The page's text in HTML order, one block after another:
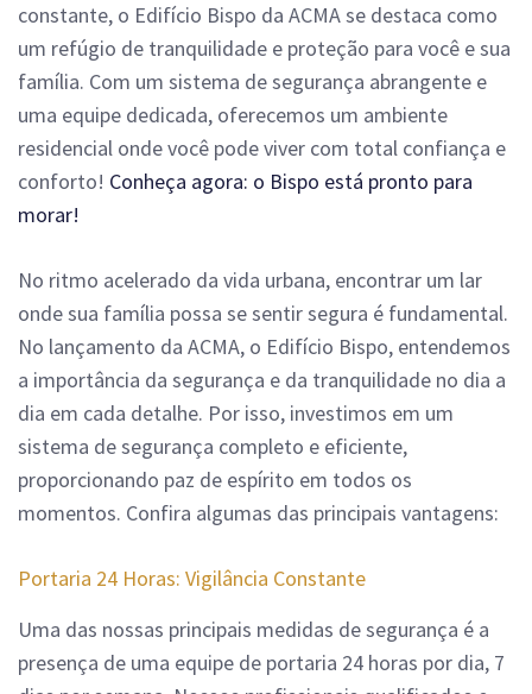
constante, o Edifício Bispo da ACMA se destaca como
um refúgio de tranquilidade e proteção para você e sua
família. Com um sistema de segurança abrangente e
uma equipe dedicada, oferecemos um ambiente
residencial onde você pode viver com total confiança e
conforto! Conheça agora: o Bispo está pronto para
morar!
No ritmo acelerado da vida urbana, encontrar um lar
onde sua família possa se sentir segura é fundamental.
No lançamento da ACMA, o Edifício Bispo, entendemos
a importância da segurança e da tranquilidade no dia a
dia em cada detalhe. Por isso, investimos em um
sistema de segurança completo e eficiente,
proporcionando paz de espírito em todos os
momentos. Confira algumas das principais vantagens:
Portaria 24 Horas: Vigilância Constante
Uma das nossas principais medidas de segurança é a
presença de uma equipe de portaria 24 horas por dia, 7